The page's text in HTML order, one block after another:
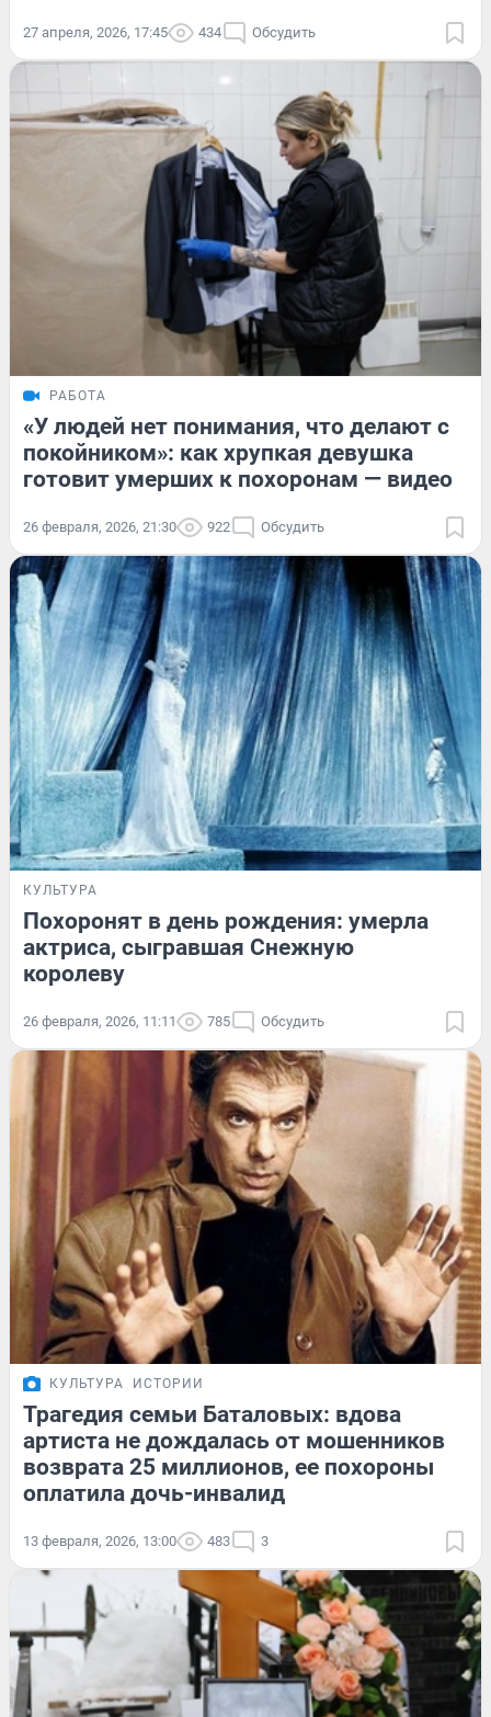
27 апреля, 2026, 17:45 434 Обсудить
РАБОТА
«У людей нет понимания, что делают с
покойником»: как хрупкая девушка
готовит умерших к похоронам — видео
26 февраля, 2026, 21:30 922 Обсудить
КУЛЬТУРА
Похоронят в день рождения: умерла
актриса, сыгравшая Снежную
королеву
26 февраля, 2026, 11:11 785 Обсудить
КУЛЬТУРА ИСТОРИИ
Трагедия семьи Баталовых: вдова
артиста не дождалась от мошенников
возврата 25 миллионов, ее похороны
оплатила дочь-инвалид
13 февраля, 2026, 13:00 483 3